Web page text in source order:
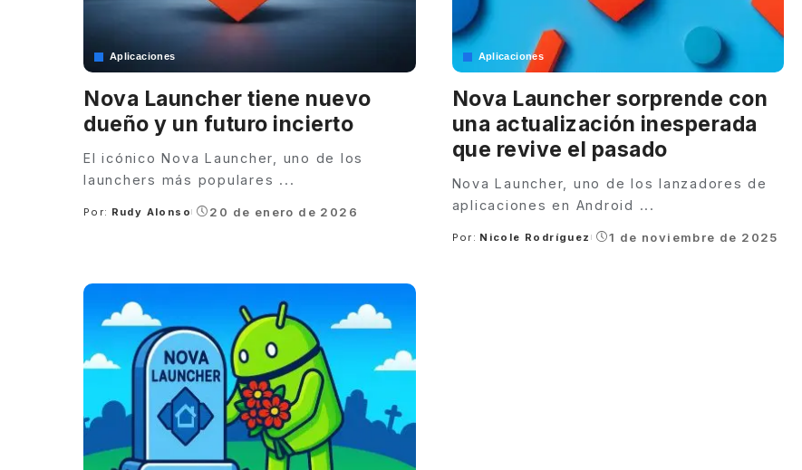
Aplicaciones
Nova Launcher tiene nuevo
dueño y un futuro incierto
El icónico Nova Launcher, uno de los
launchers más populares ...
Posted
Por: Rudy Alonso 20 de enero de 2026
Aplicaciones
Nova Launcher sorprende con
una actualización inesperada
que revive el pasado
Nova Launcher, uno de los lanzadores de
aplicaciones en Android ...
Posted
Por: Nicole Rodríguez 1 de noviembre de 2025